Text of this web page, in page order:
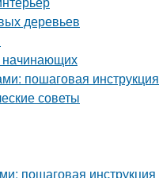
деревьев
начинающих
пошаговая инструкция
советы
пошаговая инструкция